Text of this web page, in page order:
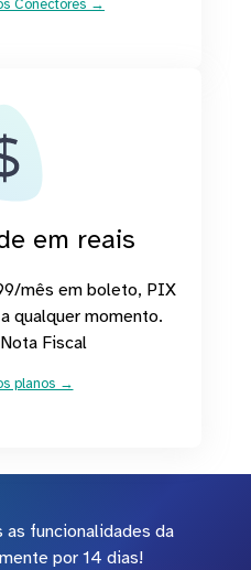
Conectores →
em reais
mês em boleto, PIX
qualquer momento.
Fiscal
planos →
as funcionalidades da
por 14 dias!